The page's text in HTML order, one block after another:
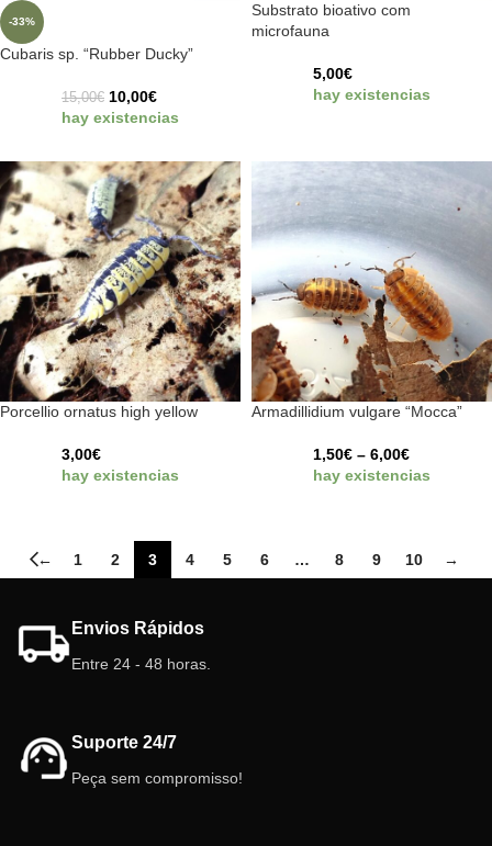
-33%
Cubaris sp. “Rubber Ducky”
15,00€ 10,00€
hay existencias
Substrato bioativo com
microfauna
5,00€
hay existencias
Porcellio ornatus high yellow
3,00€
hay existencias
Armadillidium vulgare “Mocca”
1,50€ – 6,00€
hay existencias
← 1 2 3 4 5 6 … 8 9 10 →
Envios Rápidos
Entre 24 - 48 horas.
Suporte 24/7
Peça sem compromisso!